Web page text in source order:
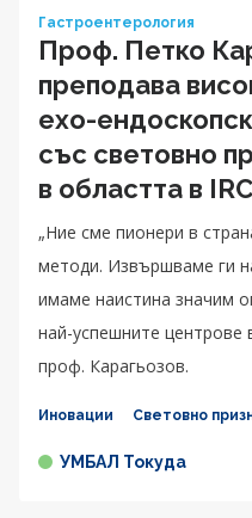
Гастроентерология
Проф. Петко
преподава
ехо-
със световно
в областта в
„Ние сме пионери в
методи. Извършваме ги
имаме наистина значим
най-успешните
проф. Карагьозов.
Иновации Световно
УМБАЛ Токуда